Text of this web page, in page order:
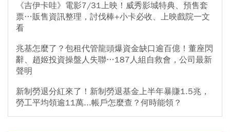
《吉伊卡哇》電影7/31上映！威秀影城特典、預售套
票…販售資訊整理，討伐棒+小卡必收、上映戲院一文
看
兆基怎麼了？包租代管龍頭爆資金缺口逾百億！董座閃
辭、趙姬投資操盤人失聯…187人組自救會，公司最新
聲明
新制勞退分紅來了！新制勞退基金上半年暴賺1.5兆，
勞工平均領逾11萬...帳戶怎麼查？何時能領？